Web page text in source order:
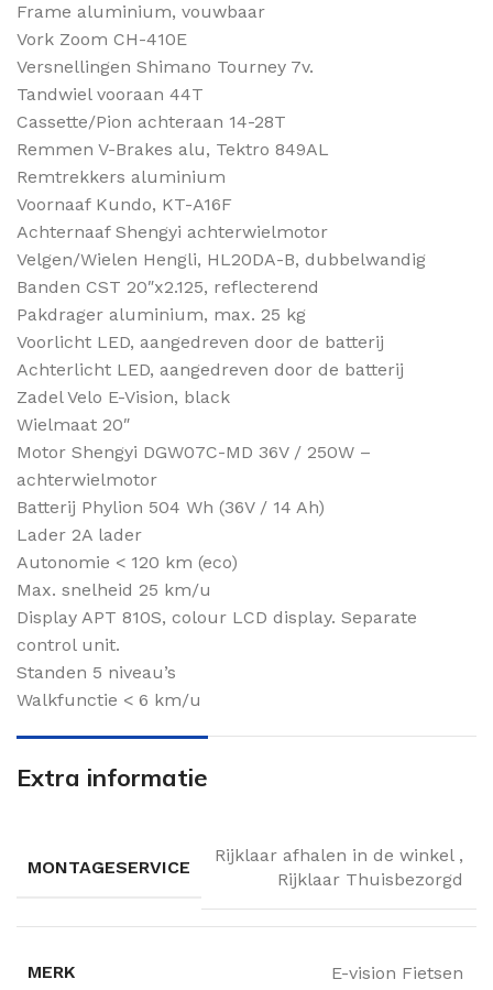
Frame aluminium, vouwbaar
Vork Zoom CH-410E
Versnellingen Shimano Tourney 7v.
Tandwiel vooraan 44T
Cassette/Pion achteraan 14-28T
Remmen V-Brakes alu, Tektro 849AL
Remtrekkers aluminium
Voornaaf Kundo, KT-A16F
Achternaaf Shengyi achterwielmotor
Velgen/Wielen Hengli, HL20DA-B, dubbelwandig
Banden CST 20″x2.125, reflecterend
Pakdrager aluminium, max. 25 kg
Voorlicht LED, aangedreven door de batterij
Achterlicht LED, aangedreven door de batterij
Zadel Velo E-Vision, black
Wielmaat 20″
Motor Shengyi DGW07C-MD 36V / 250W –
achterwielmotor
Batterij Phylion 504 Wh (36V / 14 Ah)
Lader 2A lader
Autonomie < 120 km (eco)
Max. snelheid 25 km/u
Display APT 810S, colour LCD display. Separate
control unit.
Standen 5 niveau’s
Walkfunctie < 6 km/u
Extra informatie
MONTAGESERVICE
Rijklaar afhalen in de winkel ,
Rijklaar Thuisbezorgd
MERK E-vision Fietsen